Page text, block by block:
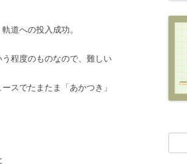
道への投入成功。
程度のものなので、難しい
スでたまたま「あかつき」